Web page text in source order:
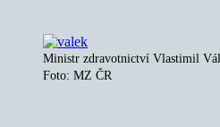
Ministr zdravotnictví Vlastimil
Foto: MZ ČR